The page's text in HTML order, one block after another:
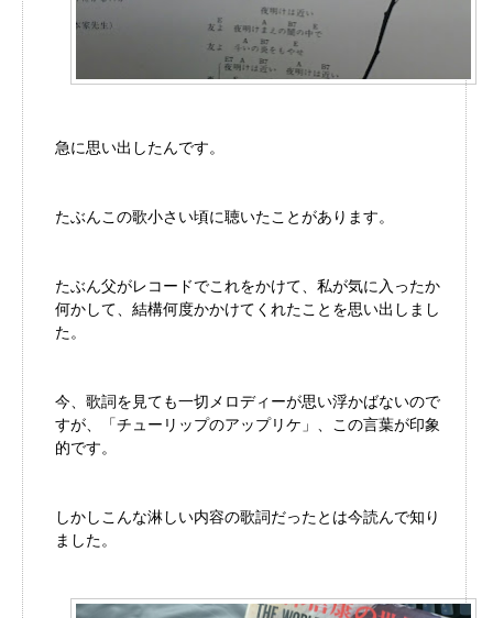
急に思い出したんです。
たぶんこの歌小さい頃に聴いたことがあります。
たぶん父がレコードでこれをかけて、私が気に入ったか
何かして、結構何度かかけてくれたことを思い出しまし
た。
今、歌詞を見ても一切メロディーが思い浮かばないので
すが、「チューリップのアップリケ」、この言葉が印象
的です。
しかしこんな淋しい内容の歌詞だったとは今読んで知り
ました。